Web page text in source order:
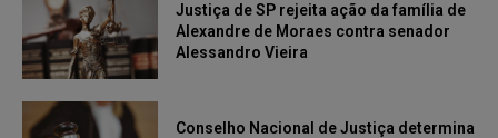
Justiça de SP rejeita ação da família de
Alexandre de Moraes contra senador
Alessandro Vieira
Conselho Nacional de Justiça determina